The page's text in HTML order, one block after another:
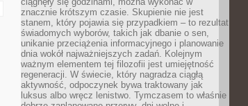
znacznie krótszym czasie. Skupienie nie jest
stanem, który pojawia się przypadkiem – to rezultat
świadomych wyborów, takich jak dbanie o sen,
unikanie przeciążenia informacyjnego i planowanie
dnia wokół najważniejszych zadań. Kolejnym
ważnym elementem tej filozofii jest umiejętność
regeneracji. W świecie, który nagradza ciągłą
aktywność, odpoczynek bywa traktowany jak
luksus albo wręcz lenistwo. Tymczasem to właśnie